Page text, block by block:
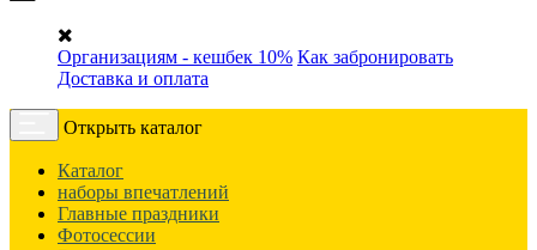
Организациям - кешбек 10% Как забронировать
Доставка и оплата
Открыть каталог
Каталог
наборы впечатлений
Главные праздники
Фотосессии